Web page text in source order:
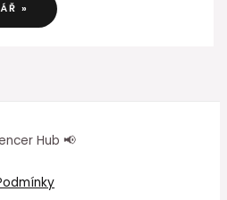
Hub 📢